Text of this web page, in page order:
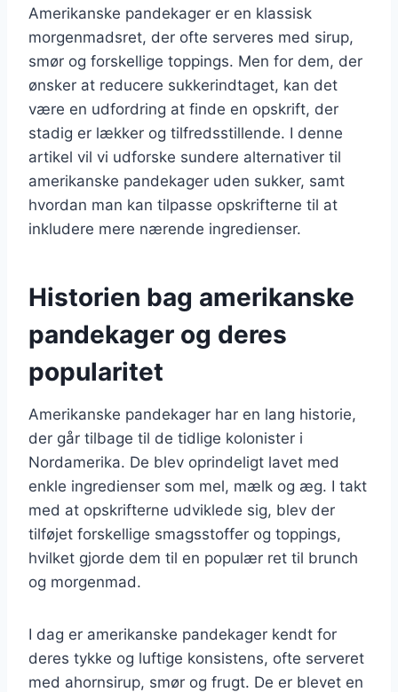
Amerikanske pandekager er en klassisk
morgenmadsret, der ofte serveres med sirup,
smør og forskellige toppings. Men for dem, der
ønsker at reducere sukkerindtaget, kan det
være en udfordring at finde en opskrift, der
stadig er lækker og tilfredsstillende. I denne
artikel vil vi udforske sundere alternativer til
amerikanske pandekager uden sukker, samt
hvordan man kan tilpasse opskrifterne til at
inkludere mere nærende ingredienser.
Historien bag amerikanske
pandekager og deres
popularitet
Amerikanske pandekager har en lang historie,
der går tilbage til de tidlige kolonister i
Nordamerika. De blev oprindeligt lavet med
enkle ingredienser som mel, mælk og æg. I takt
med at opskrifterne udviklede sig, blev der
tilføjet forskellige smagsstoffer og toppings,
hvilket gjorde dem til en populær ret til brunch
og morgenmad.
I dag er amerikanske pandekager kendt for
deres tykke og luftige konsistens, ofte serveret
med ahornsirup, smør og frugt. De er blevet en